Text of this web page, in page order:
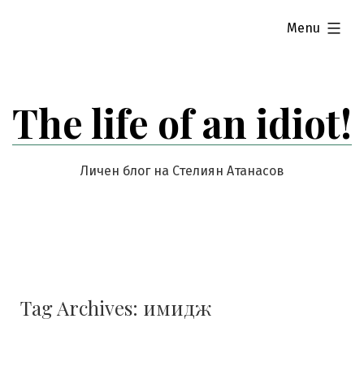
The life of an idiot!
Личен блог на Стелиян Атанасов
Menu
expanded
Tag Archives: имидж